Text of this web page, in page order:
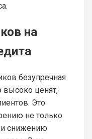
на
безупречная
высоко ценят,
Это
не только
снижению